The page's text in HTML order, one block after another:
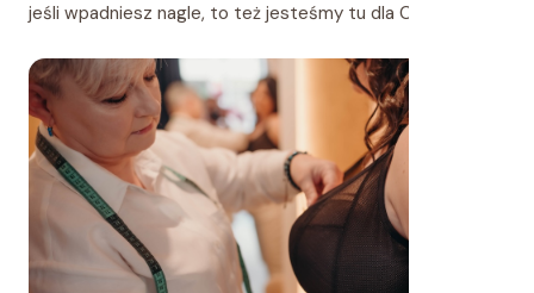
jeśli wpadniesz nagle, to też jesteśmy tu dla Ciebie.